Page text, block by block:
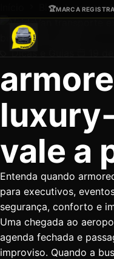
Ir para o conteúdo
🏆MARCA
Blog
Dicas e Guias
vale a
Entenda quando
para executivos,
segurança, conforto e
Uma chegada ao
agenda fechada e
improviso. Quando a